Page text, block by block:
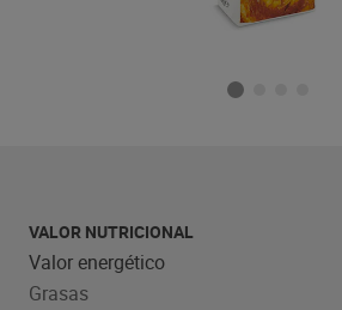
VALOR NUTRICIONAL
Valor energético
Grasas